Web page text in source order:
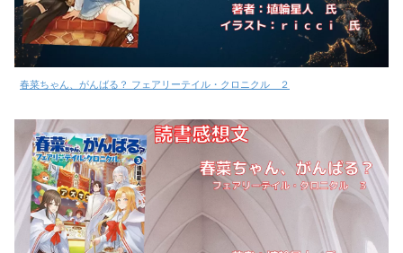
春菜ちゃん、がんばる？ フェアリーテイル・クロニクル ２